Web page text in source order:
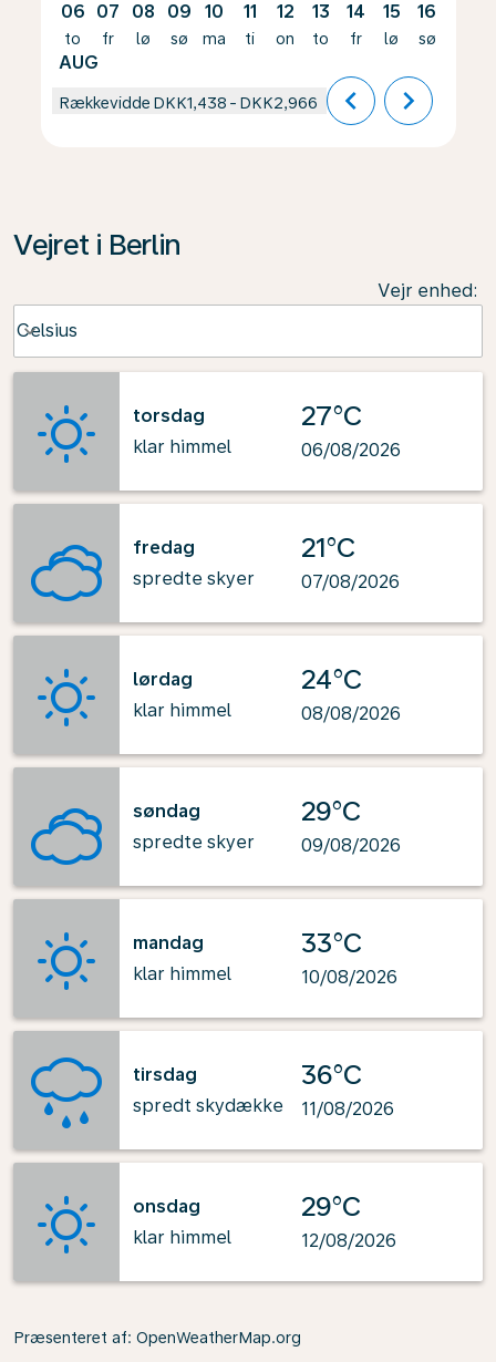
06
to
AUG
07
fr
08
lø
09
sø
10
ma
11
ti
12
on
13
to
14
fr
15
lø
16
sø
Rækkevidde DKK1,438 - DKK2,966 chevron_left chevron_right
Vejret i Berlin
Vejr enhed:
Celsius
keyboard_arrow_down
torsdag
klar himmel
27°C
06/08/2026
fredag
spredte skyer
21°C
07/08/2026
lørdag
klar himmel
24°C
08/08/2026
søndag
spredte skyer
29°C
09/08/2026
mandag
klar himmel
33°C
10/08/2026
tirsdag
spredt skydække
36°C
11/08/2026
onsdag
klar himmel
29°C
12/08/2026
Præsenteret af: OpenWeatherMap.org